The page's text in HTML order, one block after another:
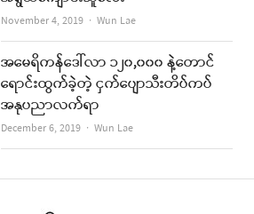
November 4, 2019 Author
Wun Lae
အမေရိကန်ဒေါ်လာ ၁၂၀,၀၀၀ နဲ့တောင်
ရောင်းထွက်ခဲ့တဲ့ ငှက်ပျောသီးတိပ်ကပ်
အနုပညာလက်ရာ
December 6, 2019 Author
Wun Lae